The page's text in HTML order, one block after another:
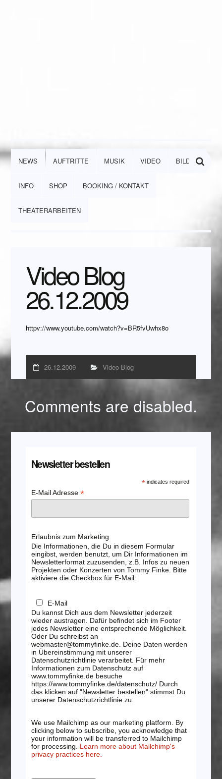
NEWS AUFTRITTE MUSIK VIDEO BILDER
INFO SHOP BOOKING / KONTAKT
THEATERARBEITEN
Video Blog
26.12.2009
httpv://www.youtube.com/watch?v=BR5fvUwhx8o
26.12.2009 Video Blog
Comments are disabled.
Newsletter bestellen
* indicates required
E-Mail Adresse *
Erlaubnis zum Marketing
Die Informationen, die Du in diesem Formular
eingibst, werden benutzt, um Dir Informationen im
Newsletterformat zuzusenden, z.B. Infos zu neuen
Projekten oder Konzerten von Tommy Finke. Bitte
aktiviere die Checkbox für E-Mail:
E-Mail
Du kannst Dich aus dem Newsletter jederzeit
wieder austragen. Dafür befindet sich im Footer
jedes Newsletter eine entsprechende Möglichkeit.
Oder Du schreibst an
webmaster@tommyfinke.de. Deine Daten werden
in Übereinstimmung mit unserer
Datenschutzrichtlinie verarbeitet. Für mehr
Informationen zum Datenschutz auf
www.tommyfinke.de besuche
https://www.tommyfinke.de/datenschutz/ Durch
das klicken auf "Newsletter bestellen" stimmst Du
unserer Datenschutzrichtlinie zu.
We use Mailchimp as our marketing platform. By
clicking below to subscribe, you acknowledge that
your information will be transferred to Mailchimp
for processing. Learn more about Mailchimp's
privacy practices here.